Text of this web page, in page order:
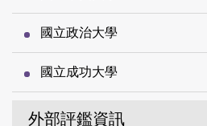
國立政治大學
國立成功大學
外部評鑑資訊